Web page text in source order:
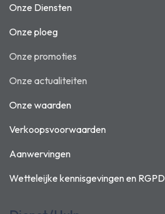
Onze Diensten
Onze ploeg
Onze promoties
Onze actualiteiten
Onze waarden
Verkoopsvoorwaarden
Aanwervingen
Wetteleijke kennisgevingen en RGPD